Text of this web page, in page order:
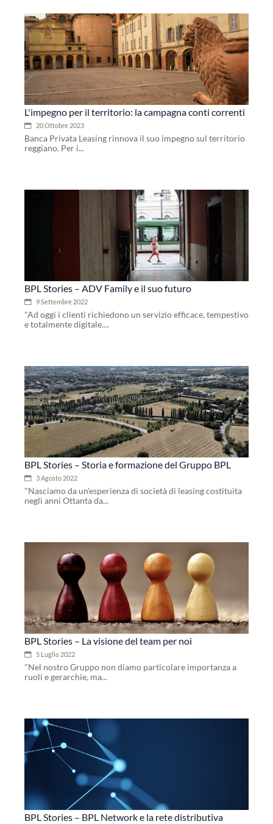
L'impegno per il territorio: la campagna conti correnti
20 Ottobre 2023
Banca Privata Leasing rinnova il suo impegno sul territorio
reggiano. Per i...
BPL Stories – ADV Family e il suo futuro
9 Settembre 2022
"Ad oggi i clienti richiedono un servizio efficace, tempestivo
e totalmente digitale....
BPL Stories – Storia e formazione del Gruppo BPL
3 Agosto 2022
"Nasciamo da un'esperienza di società di leasing costituita
negli anni Ottanta da...
BPL Stories – La visione del team per noi
5 Luglio 2022
"Nel nostro Gruppo non diamo particolare importanza a
ruoli e gerarchie, ma...
BPL Stories – BPL Network e la rete distributiva